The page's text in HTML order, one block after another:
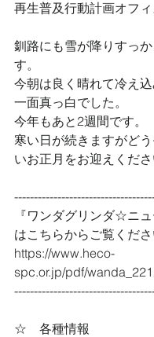
再生普及行動計画オフィ
釧路にも雪が降りすっ
す。
今朝は良く晴れて冷え
一面真っ白でした。
今年もあと2週間です。
寒い日が続きますがど
いお正月をお迎えくださ
『ワンダグリンダ☆ニ
はこちらからご覧くださ
https://www.heco-
spc.or.jp/pdf/
☆　各種情報